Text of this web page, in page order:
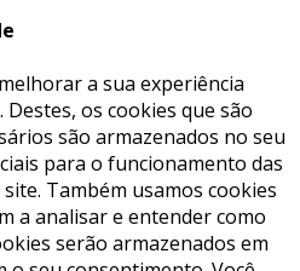
a sua experiência
os cookies que são
são armazenados no seu
para o funcionamento das
Também usamos cookies
a analisar e entender como
serão armazenados em